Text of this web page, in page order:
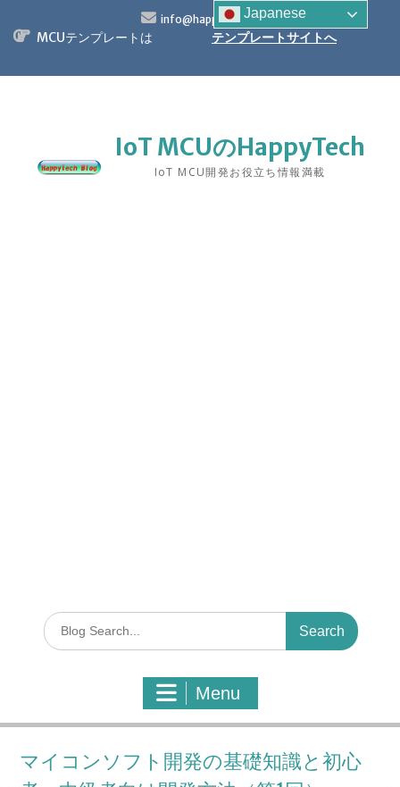
info@happytech.jp
MCUテンプレートは テンプレートサイトへ
IoT MCUのHappyTech
IoT MCU開発お役立ち情報満載
S
e
o
Menu
マイコンソフト開発の基礎知識と初心
Japanese